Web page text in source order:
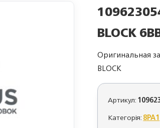
BLOCK
Оригинальная
BLOCK
Артикул:
Категорія:8PA1